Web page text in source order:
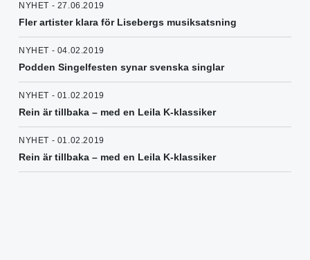
NYHET - 27.06.2019
Fler artister klara för Lisebergs musiksatsning
NYHET - 04.02.2019
Podden Singelfesten synar svenska singlar
NYHET - 01.02.2019
Rein är tillbaka – med en Leila K-klassiker
NYHET - 01.02.2019
Rein är tillbaka – med en Leila K-klassiker